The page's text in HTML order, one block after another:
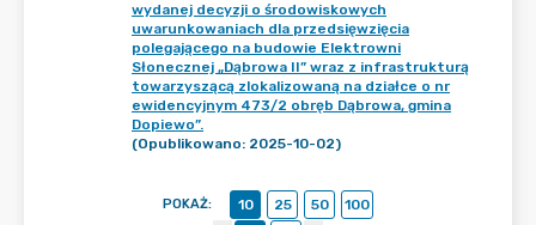
wydanej decyzji o środowiskowych
uwarunkowaniach dla przedsięwzięcia
polegającego na budowie Elektrowni
Słonecznej „Dąbrowa II” wraz z infrastrukturą
towarzyszącą zlokalizowaną na działce o nr
ewidencyjnym 473/2 obręb Dąbrowa, gmina
Dopiewo”.
(Opublikowano: 2025-10-02)
POKAŻ: 10 25 50
100